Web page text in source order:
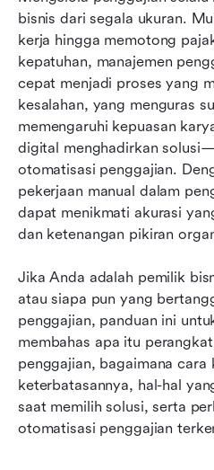
bisnis dari segala ukuran.
kerja hingga memotong
kepatuhan, manajemen
cepat menjadi proses yang
kesalahan, yang menguras
memengaruhi kepuasan
digital menghadirkan
otomatisasi penggajian.
pekerjaan manual dalam
dapat menikmati akurasi
dan ketenangan pikiran
Jika Anda adalah pemilik
atau siapa pun yang
penggajian, panduan ini
membahas apa itu
penggajian, bagaimana cara
keterbatasannya, hal-hal
saat memilih solusi, serta
otomatisasi penggajian
Manfaat perangkat lunak
penggajian
Tantangan dan
penggajian
Cara mengotomatisasi
Pertanyaan yang Sering
Kesimpulan